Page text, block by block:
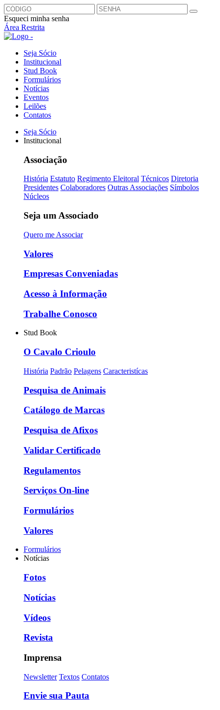
Esqueci minha senha
Área Restrita
Seja Sócio
Institucional
Stud Book
Formulários
Notícias
Eventos
Leilões
Contatos
Seja Sócio
Institucional
Associação
História Estatuto Regimento Eleitoral Técnicos Diretoria
Presidentes Colaboradores Outras Associações Símbolos
Núcleos
Seja um Associado
Quero me Associar
Valores
Empresas Conveniadas
Acesso à Informação
Trabalhe Conosco
Stud Book
O Cavalo Crioulo
História Padrão Pelagens Caracteristícas
Pesquisa de Animais
Catálogo de Marcas
Pesquisa de Afixos
Validar Certificado
Regulamentos
Serviços On-line
Formulários
Valores
Formulários
Notícias
Fotos
Notícias
Vídeos
Revista
Imprensa
Newsletter Textos Contatos
Envie sua Pauta